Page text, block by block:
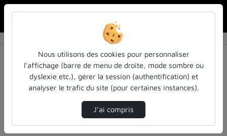
Résultats de la recherche
Filtres actifs (cliquer pour en retirer) :
education
formation colloques-et-conferences
Nous utilisons des cookies pour personnaliser
l’affichage (barre de menu de droite, mode sombre ou
dyslexie etc.), gérer la session (authentification) et
analyser le trafic du site (pour certaines instances).
J’ai compris